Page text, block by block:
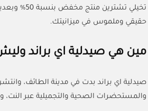
حقيقي وملموس في ميزانيتك.
مين هي صيدلية اي براند
صيدلية اي براند بدت في مدينة الطائف،
والمستحضرات الصحية والتجميلية عبر النت،